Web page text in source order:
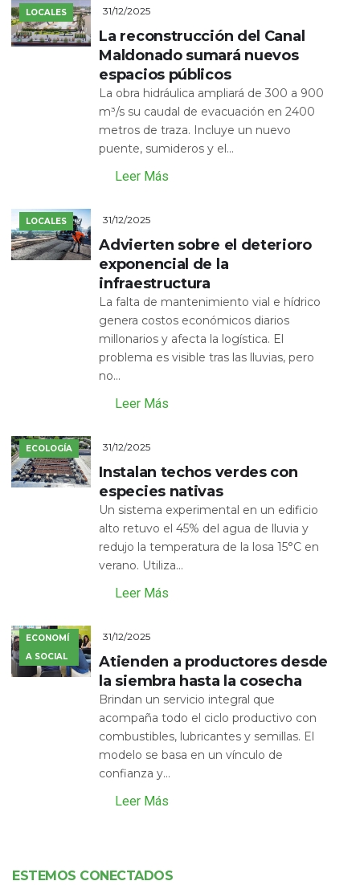
LOCALES 31/12/2025
La reconstrucción del Canal
Maldonado sumará nuevos
espacios públicos
La obra hidráulica ampliará de 300 a 900
m³/s su caudal de evacuación en 2400
metros de traza. Incluye un nuevo
puente, sumideros y el...
Leer Más
LOCALES 31/12/2025
Advierten sobre el deterioro
exponencial de la
infraestructura
La falta de mantenimiento vial e hídrico
genera costos económicos diarios
millonarios y afecta la logística. El
problema es visible tras las lluvias, pero
no...
Leer Más
ECOLOGÍA 31/12/2025
Instalan techos verdes con
especies nativas
Un sistema experimental en un edificio
alto retuvo el 45% del agua de lluvia y
redujo la temperatura de la losa 15°C en
verano. Utiliza...
Leer Más
ECONOMÍ
A SOCIAL
31/12/2025
Atienden a productores desde
la siembra hasta la cosecha
Brindan un servicio integral que
acompaña todo el ciclo productivo con
combustibles, lubricantes y semillas. El
modelo se basa en un vínculo de
confianza y...
Leer Más
ESTEMOS CONECTADOS